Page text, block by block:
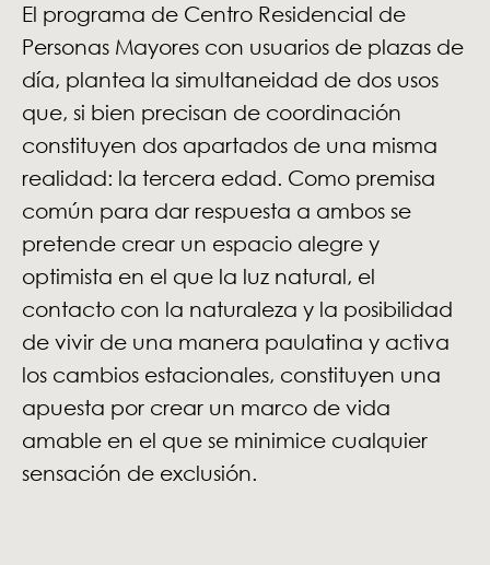
El programa de Centro Residencial de
Personas Mayores con usuarios de plazas de
día, plantea la simultaneidad de dos usos
que, si bien precisan de coordinación
constituyen dos apartados de una misma
realidad: la tercera edad. Como premisa
común para dar respuesta a ambos se
pretende crear un espacio alegre y
optimista en el que la luz natural, el
contacto con la naturaleza y la posibilidad
de vivir de una manera paulatina y activa
los cambios estacionales, constituyen una
apuesta por crear un marco de vida
amable en el que se minimice cualquier
sensación de exclusión.